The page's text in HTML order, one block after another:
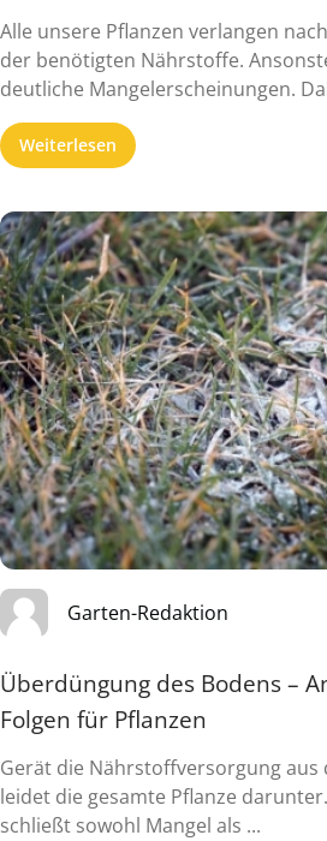
Alle unsere Pflanzen verlangen
der benötigten Nährstoffe.
deutliche Mangelerscheinungen.
Weiterlesen
Garten-Redaktion
Überdüngung des Bodens –
Folgen für Pflanzen
Gerät die Nährstoffversorgung aus
leidet die gesamte Pflanze
schließt sowohl Mangel als ...